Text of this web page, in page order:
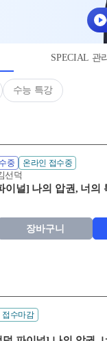
SPECIAL 관
수능 특강
중 온라인 접수중
선덕
널] 나의 압권, 너의
장바구니
접수마감